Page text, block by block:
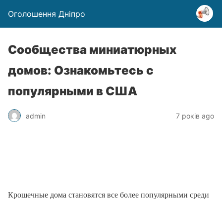
Оголошення Дніпро
Сообщества миниатюрных
домов: Ознакомьтесь с
популярными в США
admin 7 років ago
Крошечные дома становятся все более популярными среди